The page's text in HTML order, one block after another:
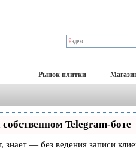
Рынок плитки
Telegram-боте
знает — без ведения записи